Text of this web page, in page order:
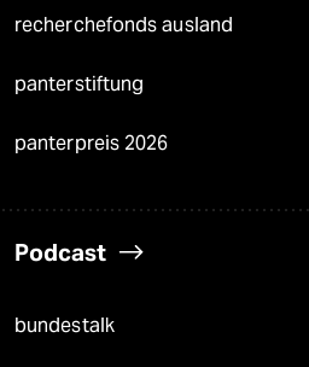
recherchefonds ausland
panterstiftung
panterpreis 2026
Podcast
bundestalk